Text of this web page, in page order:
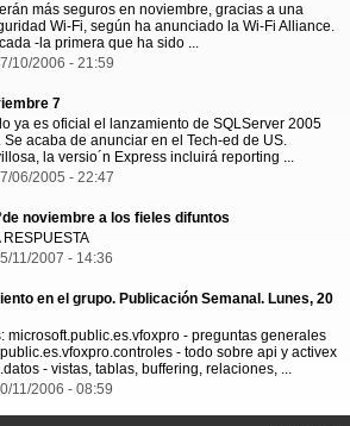
más seguros en noviembre, gracias a una
Wi-Fi, según ha anunciado la Wi-Fi Alliance.
-la primera que ha sido ...
10/2006 - 21:59
7
ya es oficial el lanzamiento de SQLServer 2005
acaba de anunciar en el Tech-ed de US.
la versio´n Express incluirá reporting ...
06/2005 - 22:47
noviembre a los fieles difuntos
11/2007 - 14:36
en el grupo. Publicación Semanal. Lunes, 20
microsoft.public.es.vfoxpro - preguntas generales
- todo sobre api y activex
- vistas, tablas, buffering, relaciones, ...
11/2006 - 08:59